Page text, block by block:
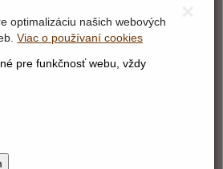
optimalizáciu našich webových
Viac o používaní cookies
pre funkčnosť webu, vždy